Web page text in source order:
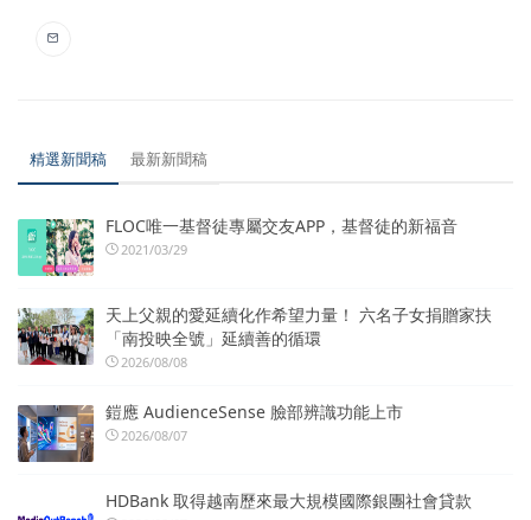
精選新聞稿 最新新聞稿
FLOC唯一基督徒專屬交友APP，基督徒的新福音
2021/03/29
天上父親的愛延續化作希望力量！ 六名子女捐贈家扶
「南投映全號」延續善的循環
2026/08/08
鎧應 AudienceSense 臉部辨識功能上市
2026/08/07
HDBank 取得越南歷來最大規模國際銀團社會貸款